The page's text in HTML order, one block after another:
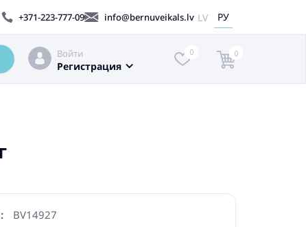
+371-223-777-09 info@bernuveikals.lv LV РУ
Войти
Регистрация
0 0
BV14927